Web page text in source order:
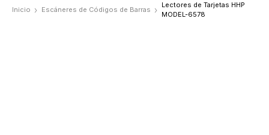
Inicio Escáneres de Códigos de Barras
Lectores de Tarjetas HHP
MODEL-6578